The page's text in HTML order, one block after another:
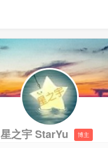
星之宇 StarYu 博主